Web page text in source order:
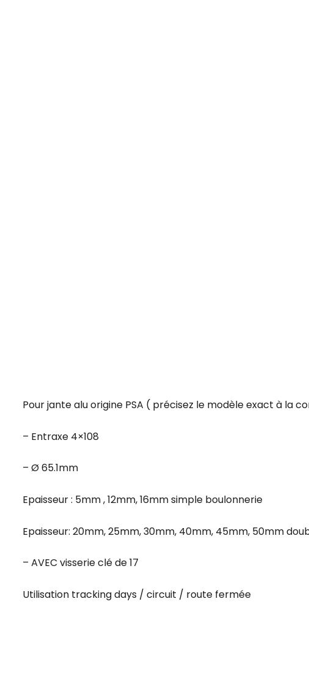
Pour jante alu origine PSA ( précisez le modèle exact à la
– Entraxe 4×108
– Ø 65.1mm
Epaisseur : 5mm , 12mm, 16mm simple boulonnerie
Epaisseur: 20mm, 25mm, 30mm, 40mm, 45mm, 50mm
– AVEC visserie clé de 17
Utilisation tracking days / circuit / route fermée